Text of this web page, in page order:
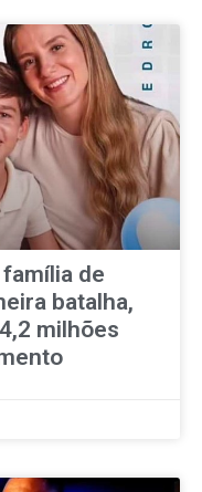
de
batalha,
milhões